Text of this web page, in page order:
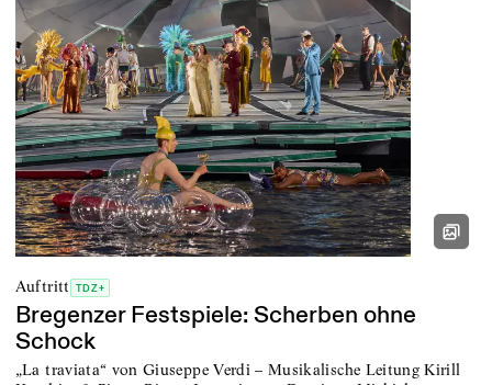
Auftritt TDZ+
Bregenzer Festspiele: Scherben ohne
Schock
„La traviata“ von Giuseppe Verdi – Musikalische Leitung Kirill